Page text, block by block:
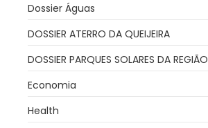
Dossier Águas
DOSSIER ATERRO DA QUEIJEIRA
DOSSIER PARQUES SOLARES DA REGIÃO
Economia
Health